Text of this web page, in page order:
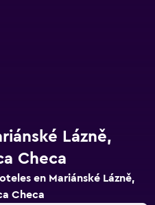
Lázně,
Checa
en Mariánské Lázně,
Checa